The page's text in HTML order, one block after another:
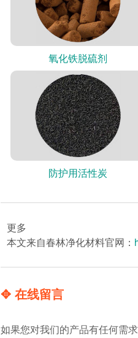
氧化铁脱硫剂
防护用活性炭
更多
本文来自春林净化材料官网：
✥ 在线留言
如果您对我们的产品有任何需